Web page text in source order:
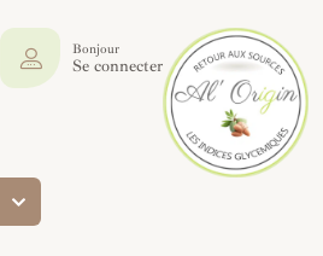
Bonjour
Se connecter